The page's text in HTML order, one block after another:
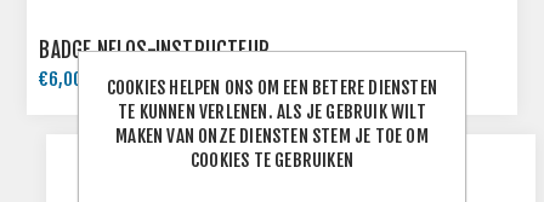
BADGE NELOS-INSTRUCTEUR
€6,00 INCL. BTWCOOKIES HELPEN ONS OM EEN BETERE DIENSTEN
TE KUNNEN VERLENEN. ALS JE GEBRUIK WILT
MAKEN VAN ONZE DIENSTEN STEM JE TOE OM
COOKIES TE GEBRUIKEN